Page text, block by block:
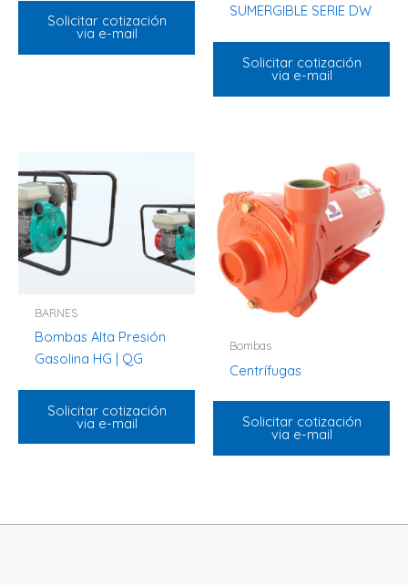
Solicitar cotización
via e-mail
SUMERGIBLE SERIE DW
Solicitar cotización
via e-mail
BARNES
Bombas Alta Presión
Gasolina HG | QG
Solicitar cotización
via e-mail
Bombas
Centrífugas
Solicitar cotización
via e-mail